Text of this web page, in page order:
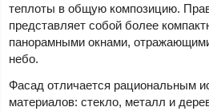
теплоты в общую композицию.
представляет собой более
панорамными окнами,
небо.
Фасад отличается рациональным
материалов: стекло, металл и